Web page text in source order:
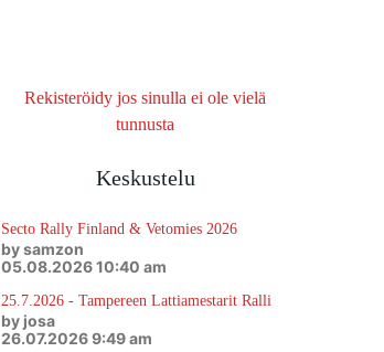
Rekisteröidy jos sinulla ei ole vielä
tunnusta
Keskustelu
Secto Rally Finland & Vetomies 2026
by samzon
05.08.2026 10:40 am
25.7.2026 - Tampereen Lattiamestarit Ralli
by josa
26.07.2026 9:49 am